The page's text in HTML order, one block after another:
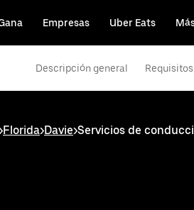
Empresas Uber Eats
Descripción general Requisitos
Florida>Davie>Servicios de